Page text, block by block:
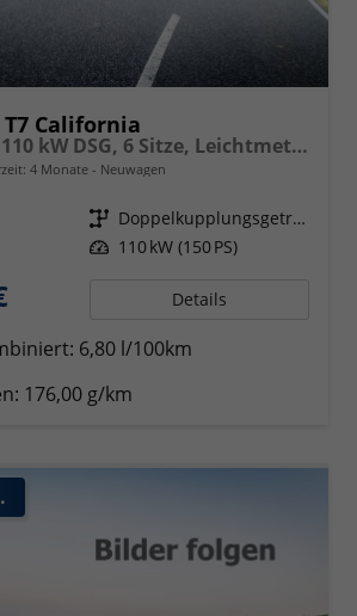
California
Beach 2.0 TDI 110 kW DSG, 6 Sitze, Leichtmetallfelgen 17 Zoll, Markise mit Schiene und Gehäuse links, Klima, 5 Jahre Werksgarantie,
4 Monate Neuwagen
Getriebe
Doppelkupplungsgetriebe (DSG)
Leistung 110 kW (150 PS)
Details
6,80 l/100km
176,00 g/km